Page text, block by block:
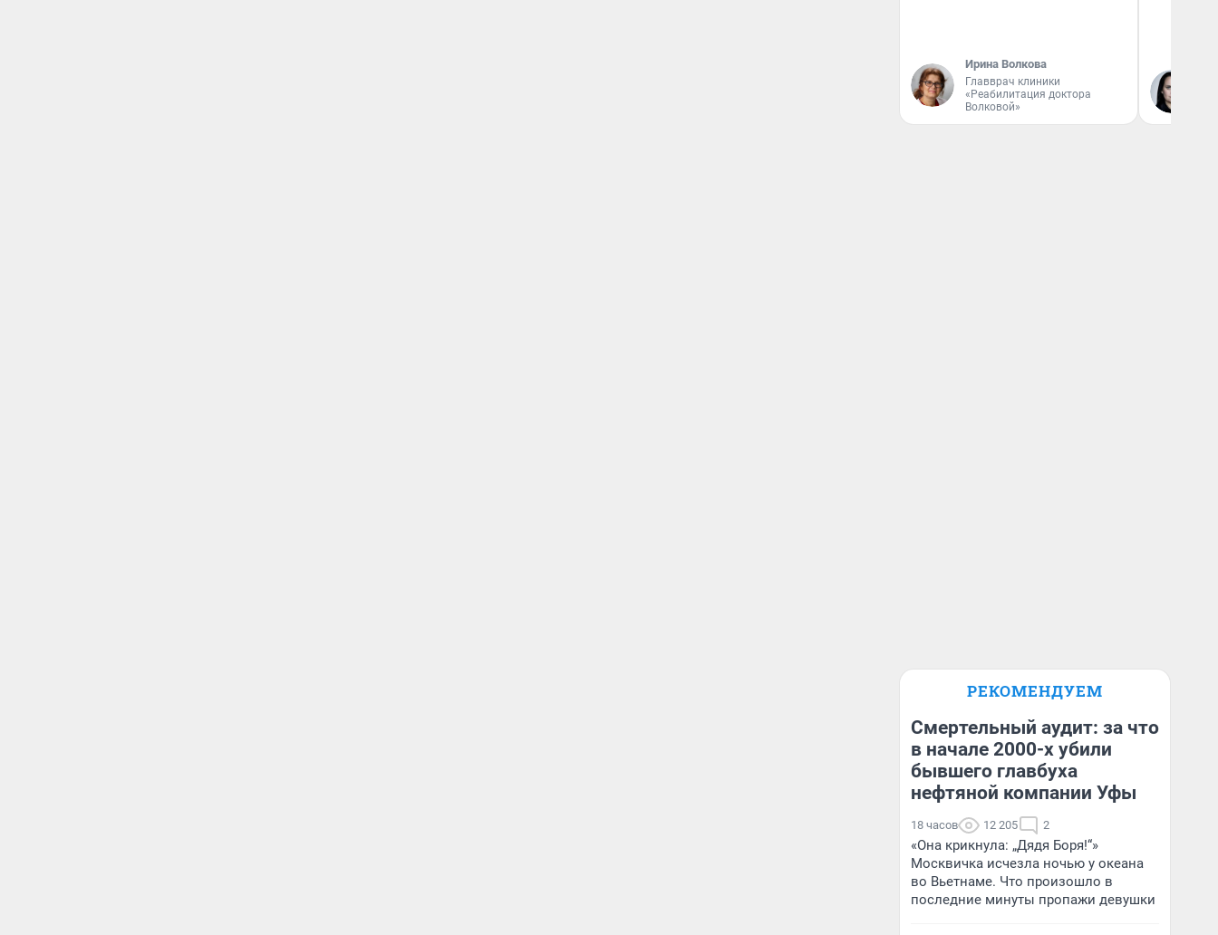
Ирина Волкова
Главврач клиники
«Реабилитация доктора
Волковой»
РЕКОМЕНДУЕМ
Смертельный аудит: за что
в начале 2000-х убили
бывшего главбуха
нефтяной компании Уфы
18 часов 12 205 2
«Она крикнула: „Дядя Боря!“»
Москвичка исчезла ночью у океана
во Вьетнаме. Что произошло в
последние минуты пропажи девушки